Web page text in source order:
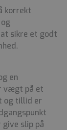
korrekt
sikre et godt
en
vægt på et
og tillid er
slip på